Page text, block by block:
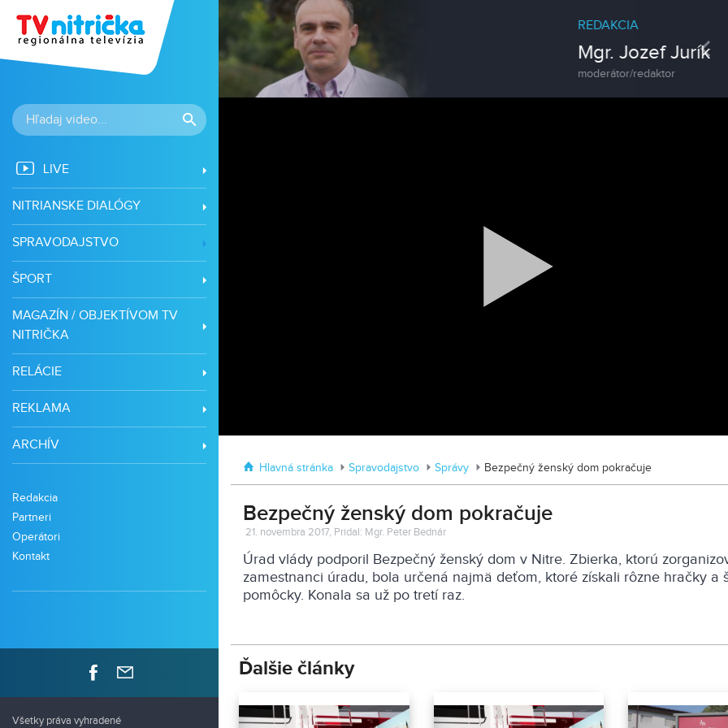
LIVE
NITRIANSKE DIALÓGY
SPRAVODAJSTVO
ŠPORT
MAGAZÍN / OBJEKTÍVOM TV
NITRIČKA
RELÁCIE
REKLAMA
ARCHÍV
Redakcia
Partneri
Operátori
Kontakt
Všetky práva vyhradené
Traktormánia 2025 s pozvánkou
Hlavná stránka Spravodajstvo Správy Bezpečný ženský dom pokračuje
Bezpečný ženský dom pokračuje
21. novembra 2017, Pridal: Mgr. Peter Bednár
Úrad vlády podporil Bezpečný ženský dom v Nitre. Zbierka, ktorú
zamestnanci úradu, bola určená najmä deťom, ktoré získali rôzne hračky a
pomôcky. Konala sa už po tretí raz.
Ďalšie články